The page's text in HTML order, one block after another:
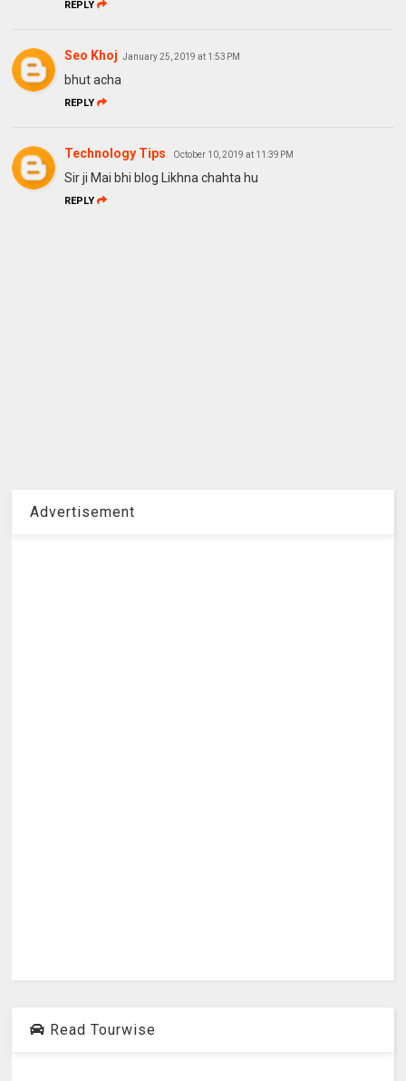
REPLY
Seo Khoj January 25, 2019 at 1:53 PM
bhut acha
REPLY
Technology Tips October 10, 2019 at 11:39 PM
Sir ji Mai bhi blog Likhna chahta hu
REPLY
Advertisement
Read Tourwise